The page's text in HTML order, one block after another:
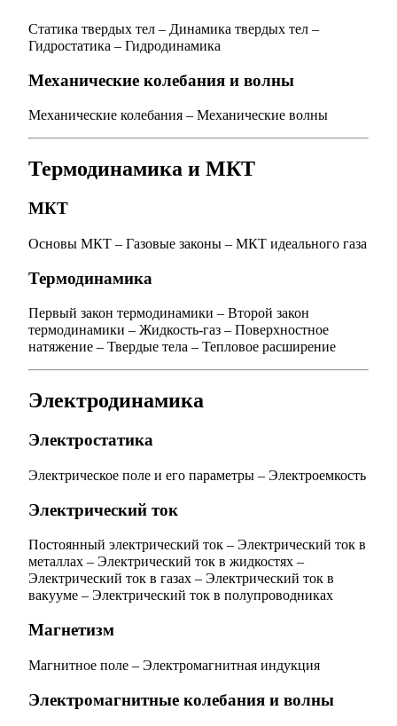
Статика твердых тел – Динамика твердых тел –
Гидростатика – Гидродинамика
Механические колебания и волны
Механические колебания – Механические волны
Термодинамика и МКТ
МКТ
Основы МКТ – Газовые законы – МКТ идеального газа
Термодинамика
Первый закон термодинамики – Второй закон
термодинамики – Жидкость-газ – Поверхностное
натяжение – Твердые тела – Тепловое расширение
Электродинамика
Электростатика
Электрическое поле и его параметры – Электроемкость
Электрический ток
Постоянный электрический ток – Электрический ток в
металлах – Электрический ток в жидкостях –
Электрический ток в газах – Электрический ток в
вакууме – Электрический ток в полупроводниках
Магнетизм
Магнитное поле – Электромагнитная индукция
Электромагнитные колебания и волны